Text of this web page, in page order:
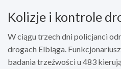
Kolizje i kontrole
W ciągu trzech dni policjanci
drogach Elbląga.
badania trzeźwości u 483